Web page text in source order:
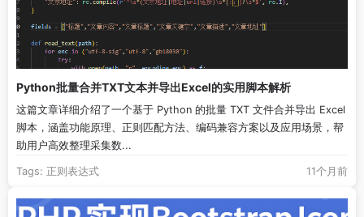
Python批量合并TXT文本并导出Excel的实用脚本解析
这篇文章详细介绍了一个基于 Python 的批量 TXT 文件合并导出 Excel
脚本，涵盖功能原理、正则匹配方法、编码兼容方案以及应用场景，帮
助用户高效整理采集数...
Tags: 正则表达式 11个月前